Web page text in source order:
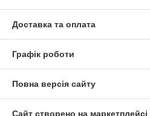
Доставка та оплата
Графік роботи
Повна версія сайту
Сайт створено на маркетплейсі